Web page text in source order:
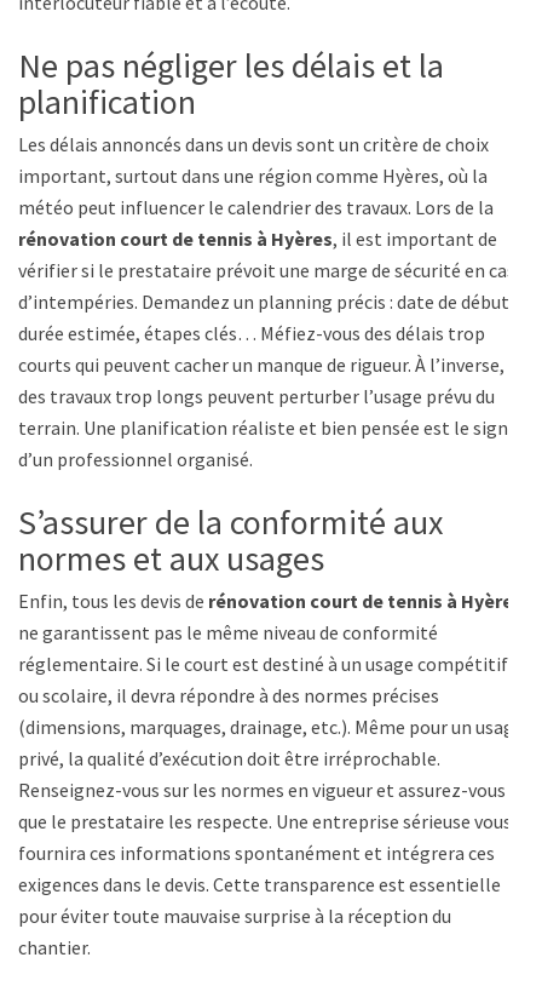
Ne pas négliger les délais et la
planification
Les délais annoncés dans un devis sont un critère de choix
important, surtout dans une région comme Hyères, où la
météo peut influencer le calendrier des travaux. Lors de la
rénovation court de tennis à Hyères, il est important de
vérifier si le prestataire prévoit une marge de sécurité en cas
d’intempéries. Demandez un planning précis : date de début,
durée estimée, étapes clés… Méfiez-vous des délais trop
courts qui peuvent cacher un manque de rigueur. À l’inverse,
des travaux trop longs peuvent perturber l’usage prévu du
terrain. Une planification réaliste et bien pensée est le signe
d’un professionnel organisé.
S’assurer de la conformité aux
normes et aux usages
Enfin, tous les devis de rénovation court de tennis à Hyères
ne garantissent pas le même niveau de conformité
réglementaire. Si le court est destiné à un usage compétitif
ou scolaire, il devra répondre à des normes précises
(dimensions, marquages, drainage, etc.). Même pour un usage
privé, la qualité d’exécution doit être irréprochable.
Renseignez-vous sur les normes en vigueur et assurez-vous
que le prestataire les respecte. Une entreprise sérieuse vous
fournira ces informations spontanément et intégrera ces
exigences dans le devis. Cette transparence est essentielle
pour éviter toute mauvaise surprise à la réception du
chantier.